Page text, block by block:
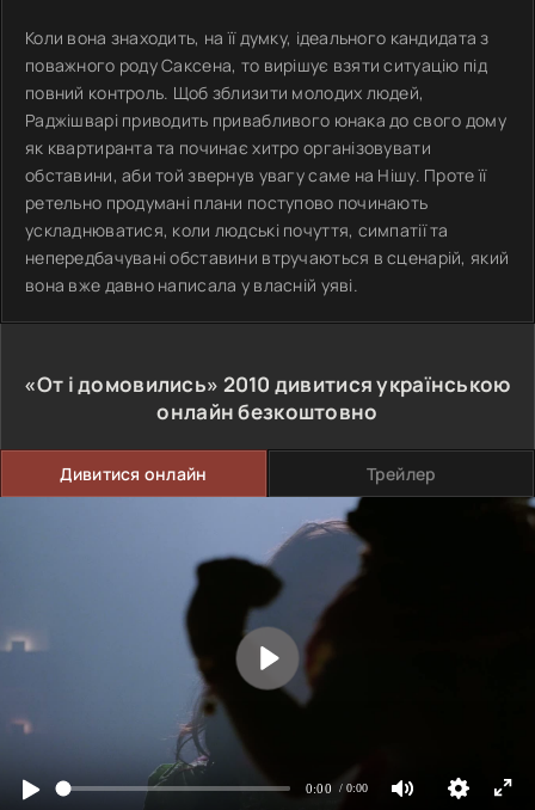
Коли вона знаходить, на її думку, ідеального кандидата з
поважного роду Саксена, то вирішує взяти ситуацію під
повний контроль. Щоб зблизити молодих людей,
Раджішварі приводить привабливого юнака до свого дому
як квартиранта та починає хитро організовувати
обставини, аби той звернув увагу саме на Нішу. Проте її
ретельно продумані плани поступово починають
ускладнюватися, коли людські почуття, симпатії та
непередбачувані обставини втручаються в сценарій, який
вона вже давно написала у власній уяві.
«От і домовились» 2010 дивитися українською
онлайн безкоштовно
Дивитися онлайн Трейлер